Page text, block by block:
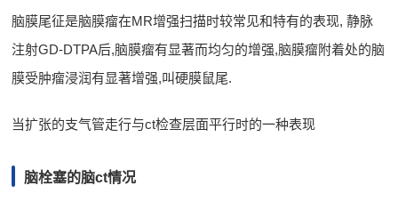
脑膜尾征是脑膜瘤在MR增强扫描时较常见和特有的表现, 静脉
注射GD-DTPA后,脑膜瘤有显著而均匀的增强,脑膜瘤附着处的脑
膜受肿瘤浸润有显著增强,叫硬膜鼠尾.
当扩张的支气管走行与ct检查层面平行时的一种表现
脑栓塞的脑ct情况